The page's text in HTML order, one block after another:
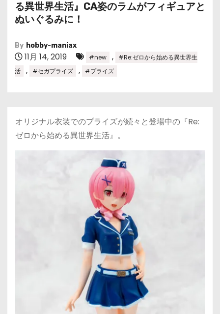
る異世界生活』CA姿のラムがフィギュアと
ぬいぐるみに！
By hobby-maniax
11月 14, 2019 #new ,
#Re:ゼロから始める異世界生
活
, #セガプライズ , #プライズ
オリジナル衣装でのプライズが続々と登場中の『Re:
ゼロから始める異世界生活』。